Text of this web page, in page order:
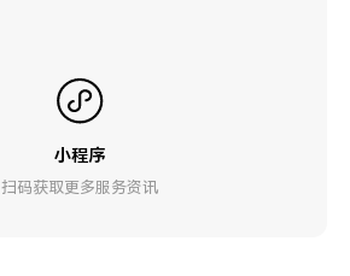
小程序
扫码获取更多服务资讯